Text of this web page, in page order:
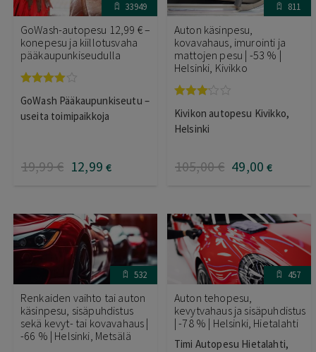
33949
GoWash-autopesu 12,99 € –
konepesu ja kiillotusvaha
pääkaupunkiseudulla
tuotteesta:
3.95/ 5
GoWash Pääkaupunkiseutu –
useita toimipaikkoja
19,99€ 12,99 €
811
Auton käsinpesu,
kovavahaus, imurointi ja
mattojen pesu | -53 % |
Helsinki, Kivikko
tuotteesta:
3.00/ 5
Kivikon autopesu Kivikko,
Helsinki
105,00€ 49,00 €
532
Renkaiden vaihto tai auton
käsinpesu, sisäpuhdistus
sekä kevyt- tai kovavahaus |
-66 % | Helsinki, Metsälä
457
Auton tehopesu,
kevytvahaus ja sisäpuhdistus
| -78 % | Helsinki, Hietalahti
Timi Autopesu Hietalahti,